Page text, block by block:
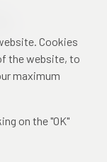
centrum
Cookies
the website, to
maximum
on the "OK"